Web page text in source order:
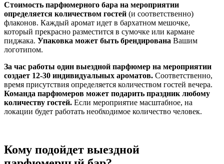
Стоимость парфюмерного бара на мероприятии
определяется количеством гостей (и соответственно)
флаконов. Каждый аромат идет в бархатном мешочке,
который прекрасно разместится в сумочке или кармане
пиджака. Упаковка может быть брендирована Вашим
логотипом.
За час работы один выездной парфюмер на мероприятии
создает 12-30 индивидуальных ароматов. Соответственно,
время присутствия определяется количеством гостей вечера.
Команда парфюмеров может подарить праздник любому
количеству гостей. Если мероприятие масштабное, на
локации будет работать необходимое количество человек.
Кому подойдет выездной